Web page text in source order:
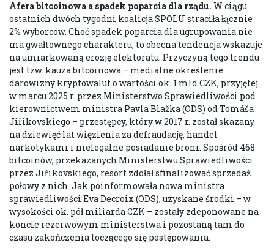
Afera bitcoinowa a spadek poparcia dla rządu. W ciągu
ostatnich dwóch tygodni koalicja SPOLU straciła łącznie
2% wyborców. Choć spadek poparcia dla ugrupowania nie
ma gwałtownego charakteru, to obecna tendencja wskazuje
na umiarkowaną erozję elektoratu. Przyczyną tego trendu
jest tzw. kauza bitcoinowa – medialne określenie
darowizny kryptowalut o wartości ok. 1 mld CZK, przyjętej
w marcu 2025 r. przez Ministerstwo Sprawiedliwości pod
kierownictwem ministra Pavla Blažka (ODS) od Tomáša
Jiřikovskiego – przestępcy, który w 2017 r. został skazany
na dziewięć lat więzienia za defraudację, handel
narkotykami i nielegalne posiadanie broni. Spośród 468
bitcoinów, przekazanych Ministerstwu Sprawiedliwości
przez Jiřikovskiego, resort zdołał sfinalizować sprzedaż
połowy z nich. Jak poinformowała nowa ministra
sprawiedliwości Eva Decroix (ODS), uzyskane środki – w
wysokości ok. pół miliarda CZK – zostały zdeponowane na
koncie rezerwowym ministerstwa i pozostaną tam do
czasu zakończenia toczącego się postępowania.